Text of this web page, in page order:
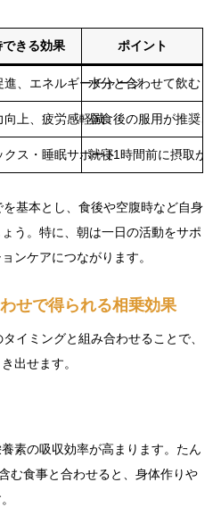
きる効果 ポイント
進、エネルギーチャージ水分と合わせて飲むと
向上、疲労感軽減昼食後の服用が推奨さ
クス・睡眠サポート就寝1時間前に摂取が
基本とし、食後や空腹時など自身
う。特に、朝は一日の活動をサポ
ンケアにつながります。
せで得られる相乗効果
イミングと組み合わせることで、
出せます。
素の吸収効率が高まります。たん
む食事と合わせると、身体作りや